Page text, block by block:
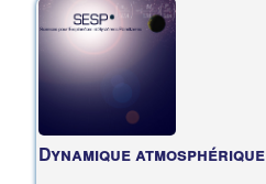
Dynamique atmosphérique